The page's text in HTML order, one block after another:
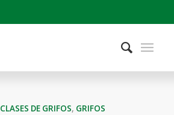
CLASES DE GRIFOS, GRIFOS